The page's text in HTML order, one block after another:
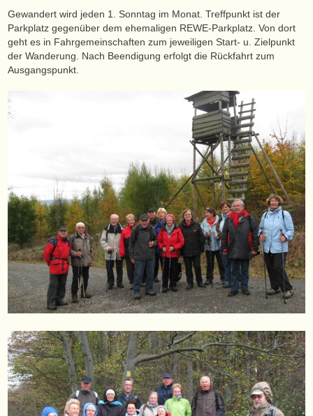
Gewandert wird jeden 1. Sonntag im Monat. Treffpunkt ist der
Parkplatz gegenüber dem ehemaligen REWE-Parkplatz. Von dort
geht es in Fahrgemeinschaften zum jeweiligen Start- u. Zielpunkt
der Wanderung. Nach Beendigung erfolgt die Rückfahrt zum
Ausgangspunkt.